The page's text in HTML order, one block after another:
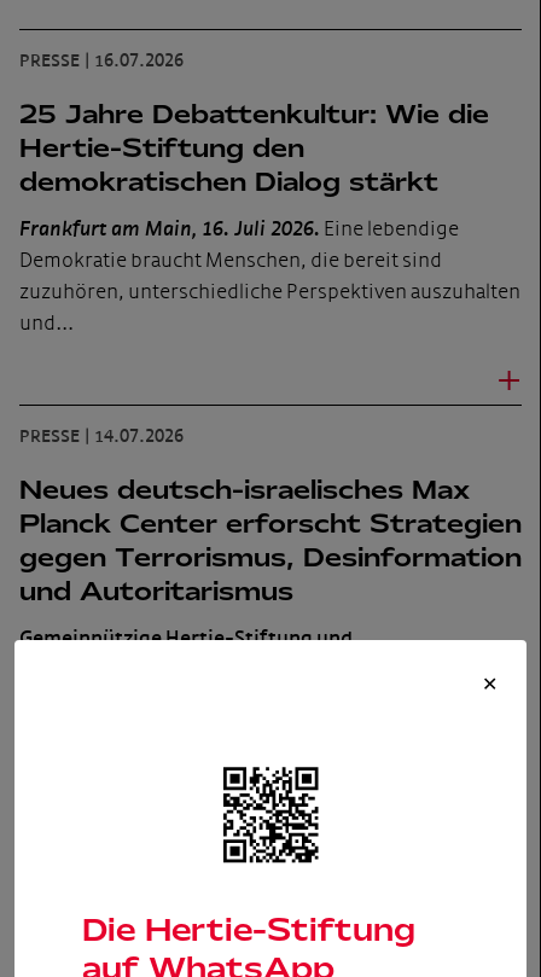
PRESSE 16.07.2026
25 Jahre Debattenkultur: Wie die
Hertie-Stiftung den
demokratischen Dialog stärkt
Frankfurt am Main, 16. Juli 2026. Eine lebendige
Demokratie braucht Menschen, die bereit sind
zuzuhören, unterschiedliche Perspektiven auszuhalten
und…
+
PRESSE 14.07.2026
Neues deutsch-israelisches Max
Planck Center erforscht Strategien
gegen Terrorismus, Desinformation
und Autoritarismus
Gemeinnützige Hertie-Stiftung und
Bundesfinale 2026 Jugend
✕
Die Hertie-Stiftung
auf WhatsApp